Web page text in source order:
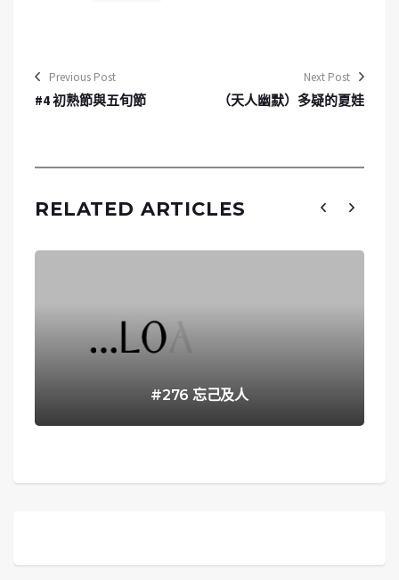
Previous Post
#4 初熟節與五旬節
Next Post
（天人幽默）多疑的夏娃
RELATED ARTICLES
#276 忘己及人